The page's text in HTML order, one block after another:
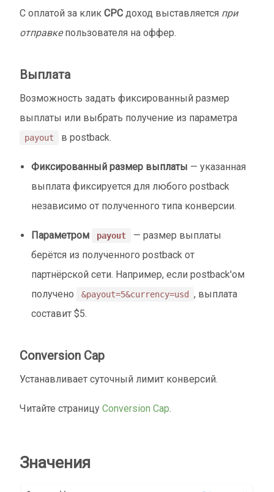
С оплатой за клик CPC доход выставляется при
отправкепользователя на оффер.
Выплата
Возможность задать фиксированный размер
выплаты или выбрать получение из параметра
payout в postback.
Фиксированный размер выплаты — указанная
выплата фиксируется для любого postback
независимо от полученного типа конверсии.
Параметром payout
— размер выплаты
берётся из полученного postback от
партнёрской сети. Например, если postback'ом
получено
&payout=5&currency=usd
, выплата
составит $5.
Conversion Cap
Устанавливает суточный лимит конверсий.
Читайте страницу Conversion Cap.
Значения